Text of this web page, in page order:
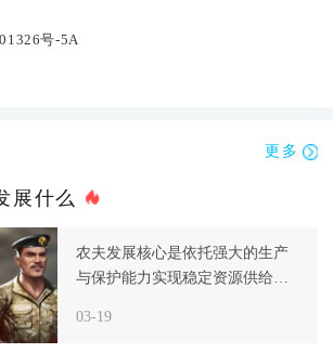
号-5A
更多
展什么
农夫发展核心是依托强大的生产
与保护能力实现稳定资源供给，
源和食
03-19